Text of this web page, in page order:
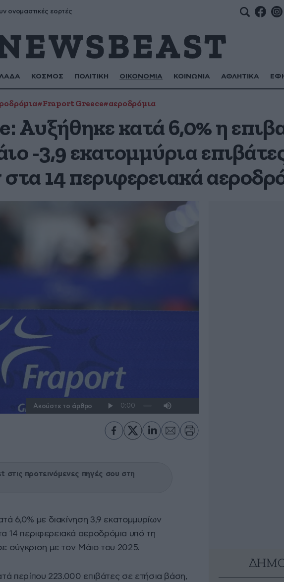
ονομαστικές εορτές
ΚΟΣΜΟΣ ΠΟΛΙΤΙΚΗ ΟΙΚΟΝΟΜΙΑ ΚΟΙΝΩΝΙΑ ΑΘΛΗΤΙΚΑ
#Fraport Greece#αεροδρόμια
Αυξήθηκε κατά 6,0% η
-3,9 εκατομμύρια
14 περιφερειακά
Ακούστε το άρθρο
στις προτεινόμενες πηγές σου στη
6,0% με διακίνηση 3,9 εκατομμυρίων
14 περιφερειακά αεροδρόμια υπό τη
σύγκριση με τον Μάιο του 2025.
περίπου 223.000 επιβάτες σε ετήσια βάση,